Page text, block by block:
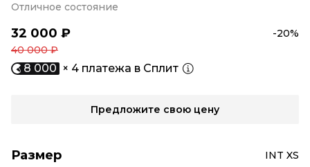
Отличное состояние
32 000 ₽
-20%
40 000 ₽
8 000 × 4 платежа в Сплит
Предложите свою цену
Размер INT XS